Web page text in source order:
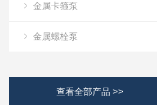
金属卡箍泵
金属螺栓泵
查看全部产品 >>